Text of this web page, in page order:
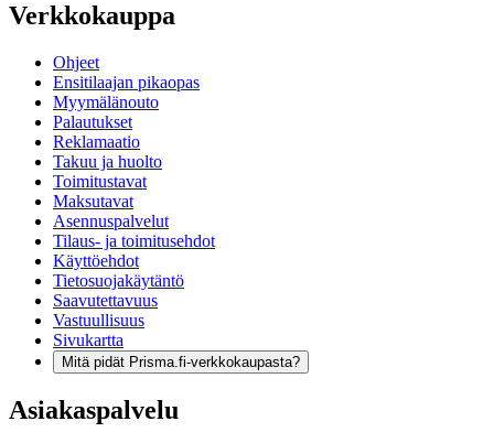
Verkkokauppa
Ohjeet
Ensitilaajan pikaopas
Myymälänouto
Palautukset
Reklamaatio
Takuu ja huolto
Toimitustavat
Maksutavat
Asennuspalvelut
Tilaus- ja toimitusehdot
Käyttöehdot
Tietosuojakäytäntö
Saavutettavuus
Vastuullisuus
Sivukartta
Mitä pidät Prisma.fi-verkkokaupasta?
Asiakaspalvelu